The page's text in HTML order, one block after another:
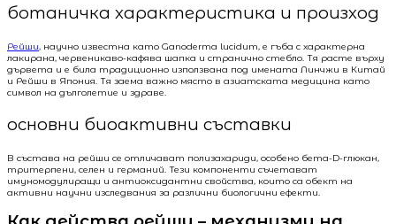
ботаничка характеристика и произход
Рейши, научно известна като Ganoderma lucidum, е гъба с характерна
лакирана, червеникаво-кафява шапка и странично стебло. Тя расте върху
дървета и е била традиционно използвана под имената Линчжи в Китай
и Рейши в Япония. Тя заема важно място в азиатската медицина като
символ на дълголетие и здраве.
основни биоактивни съставки
В състава на рейши се отличават полизахариди, особено бета-D-глюкан,
тритерпени, селен и германий. Тези компоненти съчетават
имуномодулиращи и антиоксидантни свойства, които са обект на
активни научни изследвания за различни биологични ефекти.